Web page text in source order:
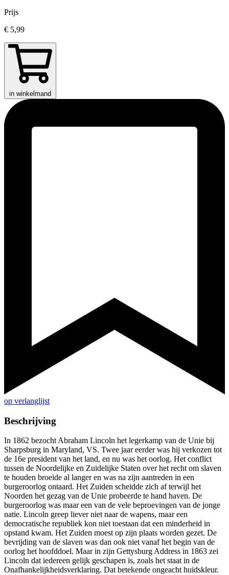
Prijs
€ 5,99
in winkelmand
op verlanglijst
Beschrijving
In 1862 bezocht Abraham Lincoln het legerkamp van de Unie bij
Sharpsburg in Maryland, VS. Twee jaar eerder was hij verkozen tot
de 16e president van het land, en nu was het oorlog. Het conflict
tussen de Noordelijke en Zuidelijke Staten over het recht om slaven
te houden broeide al langer en was na zijn aantreden in een
burgeroorlog ontaard. Het Zuiden scheidde zich af terwijl het
Noorden het gezag van de Unie probeerde te hand haven. De
burgeroorlog was maar een van de vele beproevingen van de jonge
natie. Lincoln greep liever niet naar de wapens, maar een
democratische republiek kon niet toestaan dat een minderheid in
opstand kwam. Het Zuiden moest op zijn plaats worden gezet. De
bevrijding van de slaven was dan ook niet vanaf het begin van de
oorlog het hoofddoel. Maar in zijn Gettysburg Address in 1863 zei
Lincoln dat iedereen gelijk geschapen is, zoals het staat in de
Onafhankelijkheidsverklaring. Dat betekende ongeacht huidskleur.